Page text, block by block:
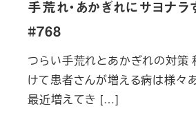
手荒れ・あかぎれにサヨナラ
#768
つらい手荒れとあかぎれの対策
けて患者さんが増える病は様々
最近増えてき […]